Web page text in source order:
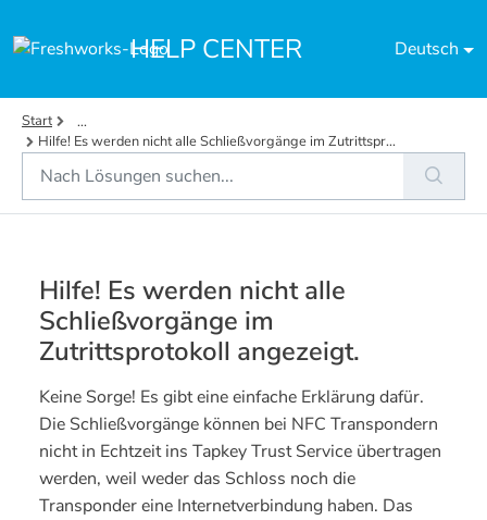
HELP CENTER Deutsch
Start
...
Hilfe! Es werden nicht alle Schließvorgänge im Zutrittspr...
Hilfe! Es werden nicht alle
Schließvorgänge im
Zutrittsprotokoll angezeigt.
Keine Sorge! Es gibt eine einfache Erklärung dafür.
Die Schließvorgänge können bei NFC Transpondern
nicht in Echtzeit ins Tapkey Trust Service übertragen
werden, weil weder das Schloss noch die
Transponder eine Internetverbindung haben. Das